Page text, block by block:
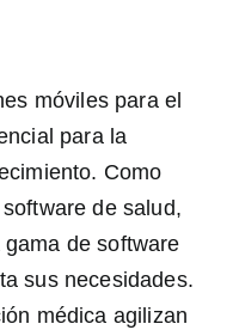
móviles para el
para la
Como
de salud,
de software
sus necesidades.
médica agilizan